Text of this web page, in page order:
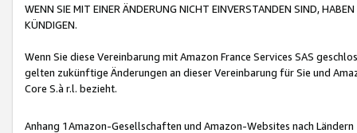
WENN SIE MIT EINER ÄNDERUNG NICHT EINVERSTANDEN SIND,
KÜNDIGEN.
Wenn Sie diese Vereinbarung mit Amazon France Services SAS
gelten zukünftige Änderungen an dieser Vereinbarung für Sie und
Core S.à r.l. bezieht.
Anhang 1Amazon-Gesellschaften und Amazon-Websites nach Ländern